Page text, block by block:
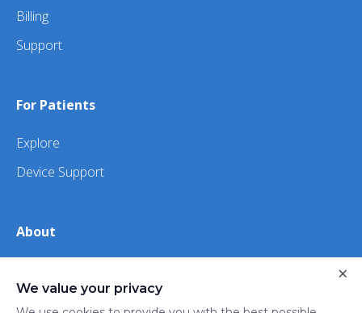
Billing
Support
For Patients
Explore
Device Support
About
iHealth
We value your privacy
×